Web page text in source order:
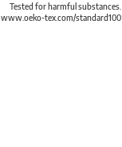
Tested for harmful substances.
www.oeko-tex.com/standard100